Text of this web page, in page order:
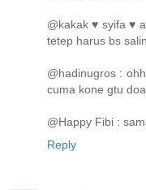
@kakak ♥ syifa ♥
tetep harus bs
@hadinugros :
cuma kone gtu
@Happy Fibi :
Reply